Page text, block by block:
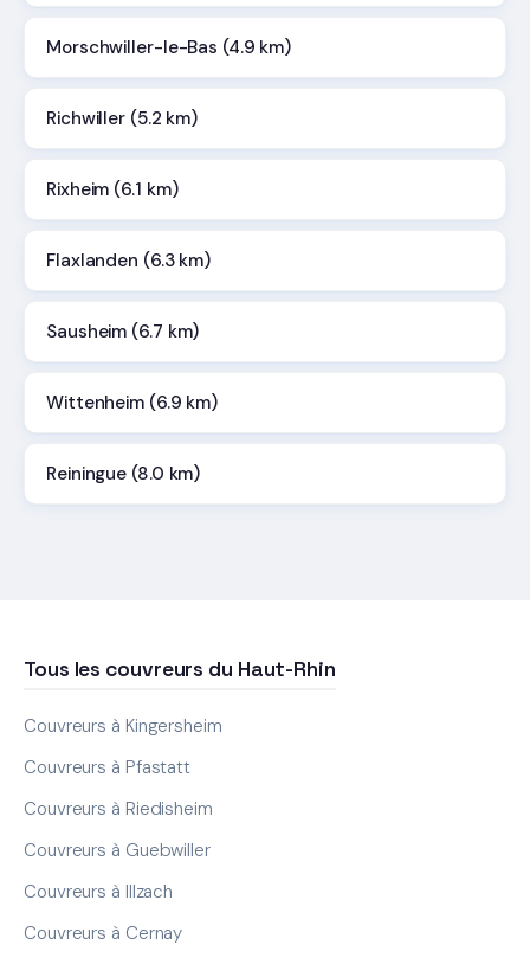
Morschwiller-le-Bas (4.9 km)
Richwiller (5.2 km)
Rixheim (6.1 km)
Flaxlanden (6.3 km)
Sausheim (6.7 km)
Wittenheim (6.9 km)
Reiningue (8.0 km)
Tous les couvreurs du Haut-Rhin
Couvreurs à Kingersheim
Couvreurs à Pfastatt
Couvreurs à Riedisheim
Couvreurs à Guebwiller
Couvreurs à Illzach
Couvreurs à Cernay